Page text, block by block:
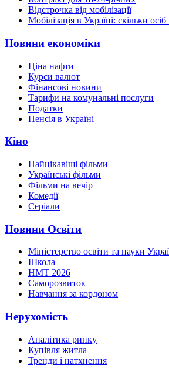
Відстрочка від мобілізації
Мобілізація в Україні: скільки
Новини економіки
Ціна нафти
Курси валют
Фінансові новини
Тарифи на комунальні послуги
Податки
Пенсія в Україні
Кіно
Найцікавіші фільми
Українські фільми
Фільми на вечір
Комедії
Серіали
Новини Освіти
Міністерство освіти та науки
Школа
НМТ 2026
Саморозвиток
Навчання за кордоном
Нерухомість
Аналітика ринку
Купівля житла
Тренди і натхнення